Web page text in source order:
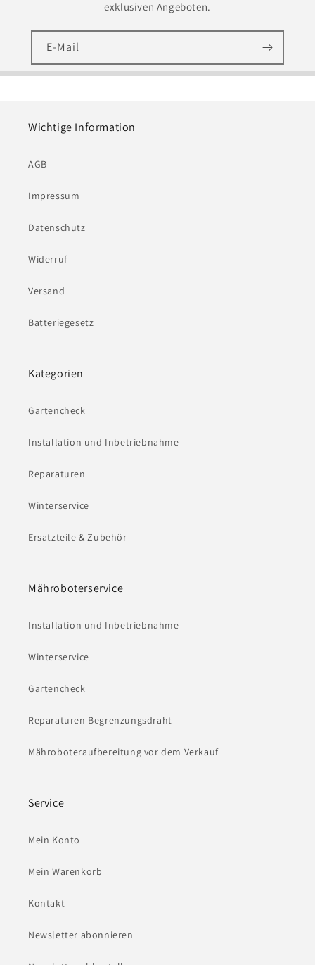
exklusiven Angeboten.
E-Mail
Wichtige Information
AGB
Impressum
Datenschutz
Widerruf
Versand
Batteriegesetz
Kategorien
Gartencheck
Installation und Inbetriebnahme
Reparaturen
Winterservice
Ersatzteile & Zubehör
Mähroboterservice
Installation und Inbetriebnahme
Winterservice
Gartencheck
Reparaturen Begrenzungsdraht
Mähroboteraufbereitung vor dem Verkauf
Service
Mein Konto
Mein Warenkorb
Kontakt
Newsletter abonnieren